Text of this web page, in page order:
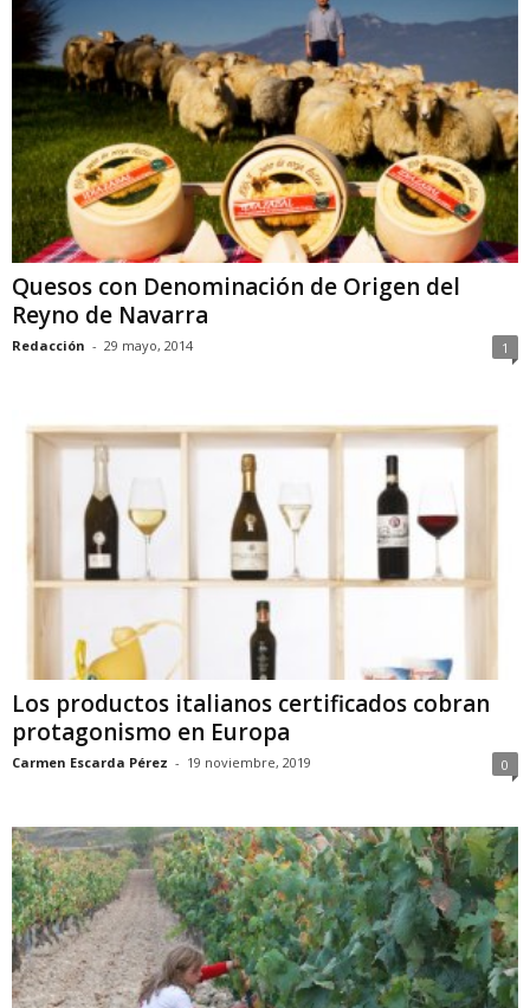
Quesos con Denominación de Origen del
Reyno de Navarra
Redacción - 29 mayo, 2014 1
Los productos italianos certificados cobran
protagonismo en Europa
Carmen Escarda Pérez - 19 noviembre, 2019 0